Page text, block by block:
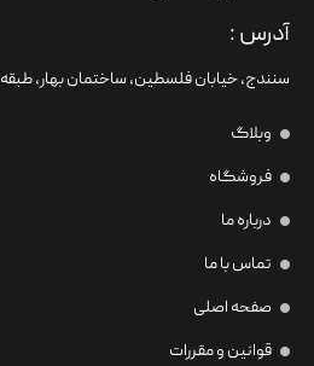
آدرس :
سنندج، خیابان فلسطین،‌ ساختمان بهار، طبقه2
وبلاگ
فروشگاه
درباره ما
تماس با ما
صفحه اصلی
قوانین و مقررات